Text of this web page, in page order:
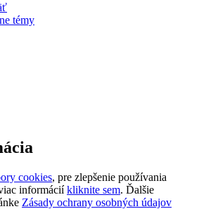
témy
cookies, pre zlepšenie používania
informáciíkliknite sem. Ďalšie
Zásady ochrany osobných údajov